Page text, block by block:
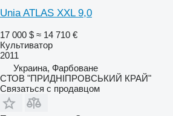
Unia ATLAS XXL 9,0
17 000 $ ≈ 14 710 €
Культиватор
2011
Украина, Фарбоване
СТОВ "ПРИДНІПРОВСЬКИЙ КРАЙ"
Связаться с продавцом